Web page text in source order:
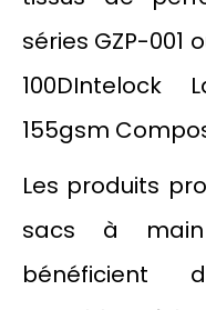
séries GZP-001
100DIntelock
155gsm
Les produits
sacs à
bénéficient